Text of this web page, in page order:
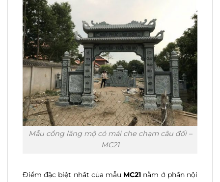
Mẫu cổng lăng mộ có mái che chạm câu đối –
MC21
Điểm đặc biệt nhất của mẫu MC21 nằm ở phần nội